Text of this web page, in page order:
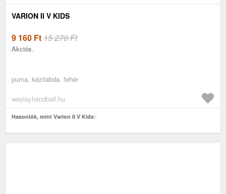
VARION II V KIDS
9 160 Ft15 270 Ft
Akciós.
puma, kézilabda, fehér
weplayhandball.hu
Hasonlók, mint Varion II V Kids